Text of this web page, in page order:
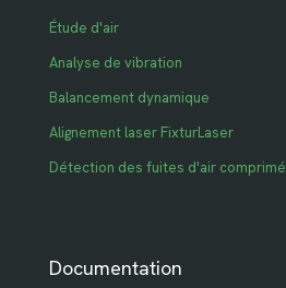
Étude d'air
Analyse de vibration
Balancement dynamique
Alignement laser FixturLaser
Détection des fuites d'air comprimé
Documentation